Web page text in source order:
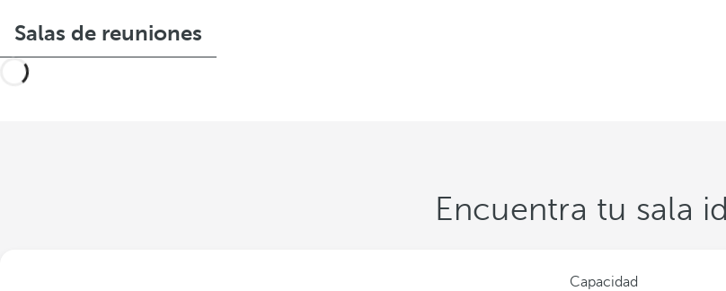
Salas de reuniones
Encuentra tu sala
Capacidad